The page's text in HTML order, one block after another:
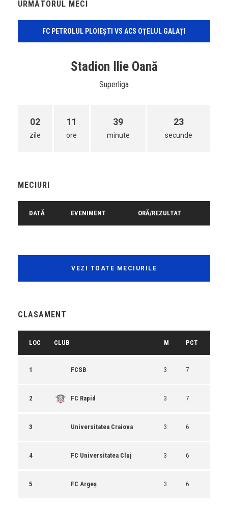
URMĂTORUL MECI
FC PETROLUL PLOIEȘTI VS ACS OȚELUL GALAȚI
Stadion Ilie Oană
Superliga
02
zile
11
ore
39
minute
23
secunde
MECIURI
DATĂ EVENIMENT ORĂ/REZULTAT
VEZI TOATE MECIURILE
CLASAMENT
LOC CLUB M PCT
1 FCSB 3 7
2 FC Rapid 3 7
3 Universitatea Craiova 3 6
4 FC Universitatea Cluj 3 6
5 FC Argeș 3 6